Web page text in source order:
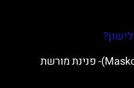
מסקוביצה האן (Maskovica Han)- פנינת מורשת